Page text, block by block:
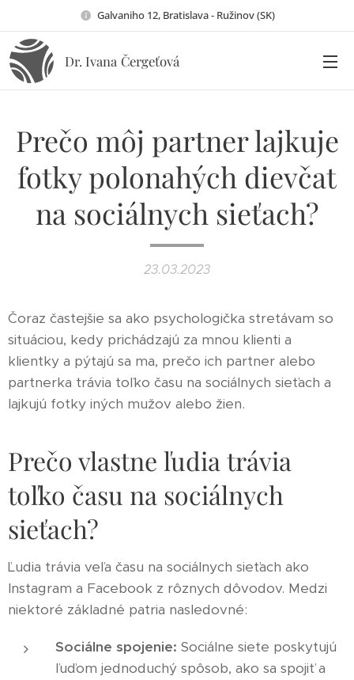
Galvaniho 12, Bratislava - Ružinov (SK)
Dr. Ivana Čergeťová
Prečo môj partner lajkuje
fotky polonahých dievčat
na sociálnych sieťach?
23.03.2023
Čoraz častejšie sa ako psychologička stretávam so
situáciou, kedy prichádzajú za mnou klienti a
klientky a pýtajú sa ma, prečo ich partner alebo
partnerka trávia toľko času na sociálnych sieťach a
lajkujú fotky iných mužov alebo žien.
Prečo vlastne ľudia trávia
toľko času na sociálnych
sieťach?
Ľudia trávia veľa času na sociálnych sieťach ako
Instagram a Facebook z rôznych dôvodov. Medzi
niektoré základné patria nasledovné:
Sociálne spojenie: Sociálne siete poskytujú
ľuďom jednoduchý spôsob, ako sa spojiť a